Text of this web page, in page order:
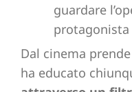
guardare
protagonista
Dal cinema
ha educato